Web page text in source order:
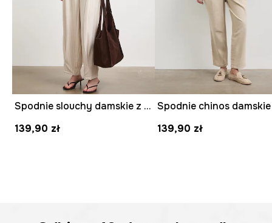
Spodnie slouchy damskie z wiskozą w paski
139,90 zł
139,90 zł